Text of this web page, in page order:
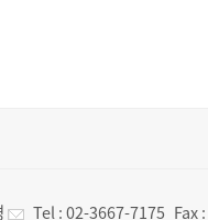
Tel :02-3667-7175 Fax :